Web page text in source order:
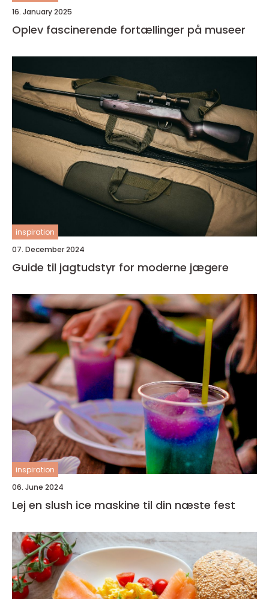
16. January 2025
Oplev fascinerende fortællinger på museer
inspiration
07. December 2024
Guide til jagtudstyr for moderne jægere
inspiration
06. June 2024
Lej en slush ice maskine til din næste fest